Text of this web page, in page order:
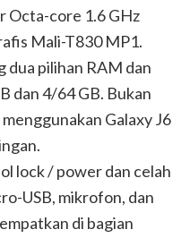
Octa-core 1.6 GHz
Mali-T830 MP1.
pilihan RAM dan
dan 4/64 GB. Bukan
Galaxy J6
lock / power dan celah
USB, mikrofon, dan
di bagian